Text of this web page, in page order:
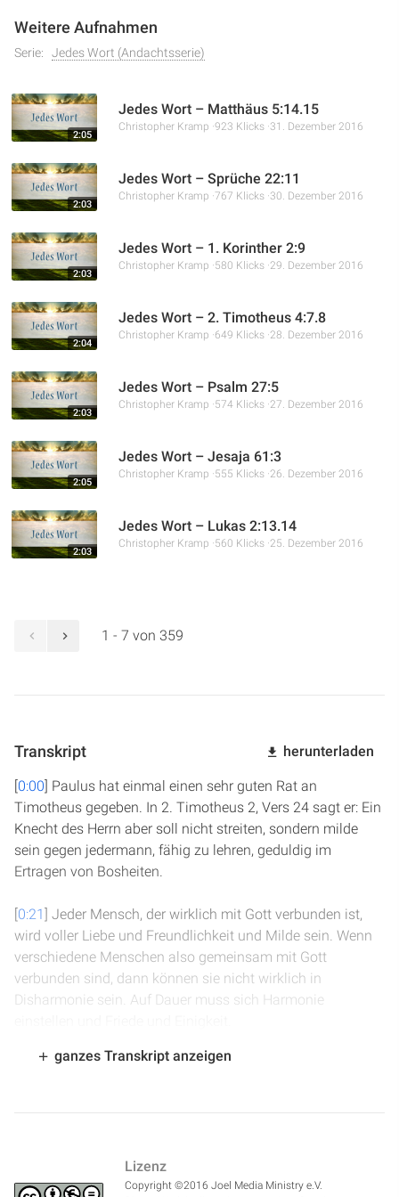
Weitere Aufnahmen
Serie: Jedes Wort (Andachtsserie)
2:05
Jedes Wort – Matthäus 5:14.15
Christopher Kramp 923 Klicks 31. Dezember 2016
2:03
Jedes Wort – Sprüche 22:11
Christopher Kramp 767 Klicks 30. Dezember 2016
2:03
Jedes Wort – 1. Korinther 2:9
Christopher Kramp 580 Klicks 29. Dezember 2016
2:04
Jedes Wort – 2. Timotheus 4:7.8
Christopher Kramp 649 Klicks 28. Dezember 2016
2:03
Jedes Wort – Psalm 27:5
Christopher Kramp 574 Klicks 27. Dezember 2016
2:05
Jedes Wort – Jesaja 61:3
Christopher Kramp 555 Klicks 26. Dezember 2016
2:03
Jedes Wort – Lukas 2:13.14
Christopher Kramp 560 Klicks 25. Dezember 2016
1 - 7 von 359
Transkript herunterladen
[0:00] Paulus hat einmal einen sehr guten Rat an
Timotheus gegeben. In 2. Timotheus 2, Vers 24 sagt er: Ein
Knecht des Herrn aber soll nicht streiten, sondern milde
sein gegen jedermann, fähig zu lehren, geduldig im
Ertragen von Bosheiten.
[0:21] Jeder Mensch, der wirklich mit Gott verbunden ist,
wird voller Liebe und Freundlichkeit und Milde sein. Wenn
verschiedene Menschen also gemeinsam mit Gott
verbunden sind, dann können sie nicht wirklich in
Disharmonie sein. Auf Dauer muss sich Harmonie
0:38 ] Genau das Gegenteil ist wahr für die Kinder Satans,
] Deswegen ist es wichtig, von klein auf an Kindern
schon beizubringen, richtige Charaktereigenschaften zu
ganzes Transkript anzeigen
Lizenz
Copyright ©2016 Joel Media Ministry e.V.